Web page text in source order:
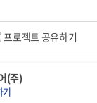
프로젝트 공유하기
(주)
기